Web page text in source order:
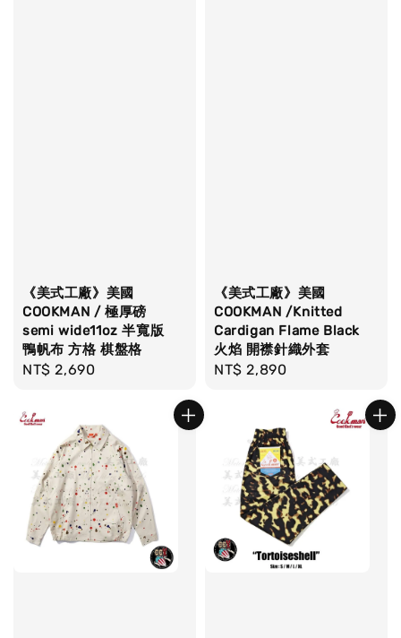
《美式工廠》美國
COOKMAN / 極厚磅
semi wide11oz 半寬版
鴨帆布 方格 棋盤格
Regular
NT$ 2,690
《美式工廠》美國
COOKMAN /Knitted
Cardigan Flame Black
火焰 開襟針織外套
Regular
NT$ 2,890